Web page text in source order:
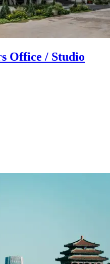
Office / Studio